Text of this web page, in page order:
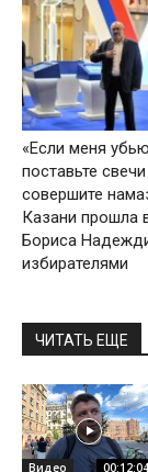
«Если меня
поставьте
совершите
Казани прошла
Бориса
избирателями
ЧИТАТЬ ЕЩЕ
Видео 00:12:04